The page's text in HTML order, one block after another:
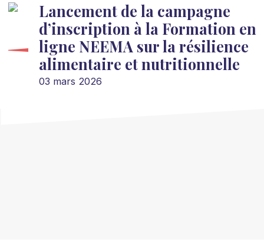
Lancement de la campagne
d’inscription à la Formation en
ligne NEEMA sur la résilience
alimentaire et nutritionnelle
03 mars 2026